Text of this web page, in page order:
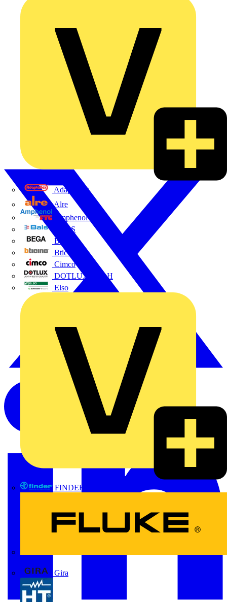
Adaptaflex
Alre
Amphenol FTG
BALS
Bega
Bticino
Cimco
DOTLUX GmbH
Elso
FINDER
Gira